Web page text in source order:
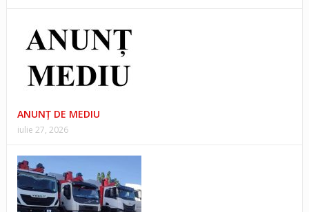
ANUNŢ DE MEDIU
iulie 27, 2026